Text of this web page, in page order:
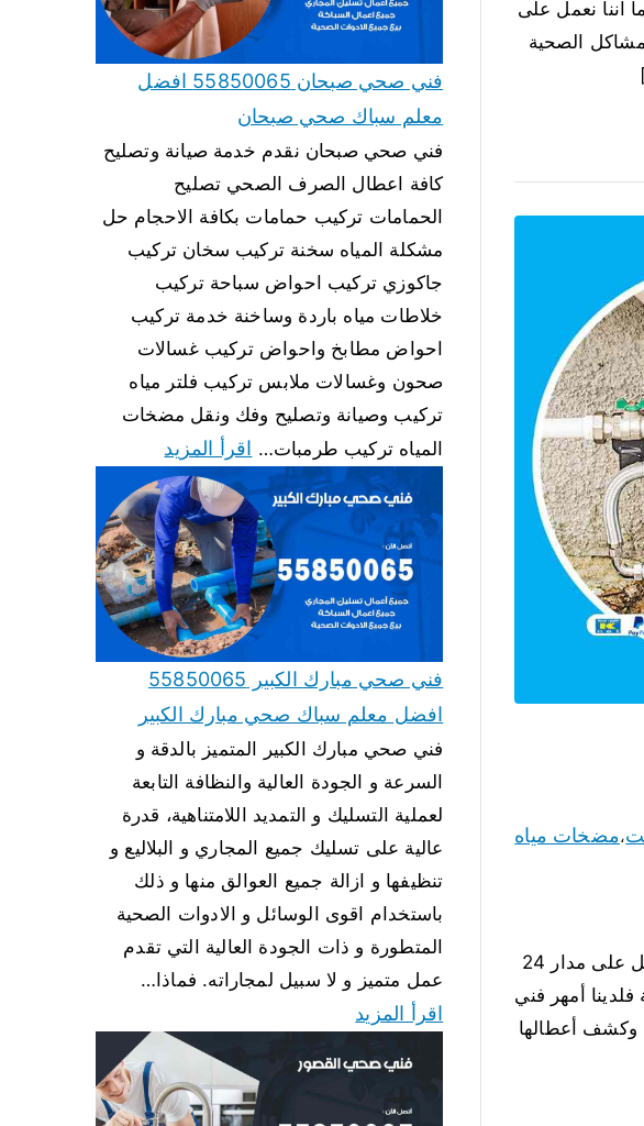
اننا نعمل على
الصحية
،مضخات مياه
مضخات مياه جابر الاحمد لدينا أفضل مضخات مياه جابر الاحمد وفني تركيب مضخات المياه يعمل على مدار 24
أمهر فني
وكشف أعطالها
فني صحي صبحان 55850065 افضل
معلم سباك صحي صبحان
فني صحي صبحان نقدم خدمة صيانة وتصليح
كافة اعطال الصرف الصحي تصليح
الحمامات تركيب حمامات بكافة الاحجام حل
مشكلة المياه سخنة تركيب سخان تركيب
جاكوزي تركيب احواض سباحة تركيب
خلاطات مياه باردة وساخنة خدمة تركيب
احواض مطابخ واحواض تركيب غسالات
صحون وغسالات ملابس تركيب فلتر مياه
تركيب وصيانة وتصليح وفك ونقل مضخات
المياه تركيب طرمبات… اقرأ المزيد
فني صحي مبارك الكبير 55850065
افضل معلم سباك صحي مبارك الكبير
فني صحي مبارك الكبير المتميز بالدقة و
السرعة و الجودة العالية والنظافة التابعة
لعملية التسليك و التمديد اللامتناهية، قدرة
عالية على تسليك جميع المجاري و البلاليع و
تنظيفها و ازالة جميع العوالق منها و ذلك
باستخدام اقوى الوسائل و الادوات الصحية
المتطورة و ذات الجودة العالية التي تقدم
عمل متميز و لا سبيل لمجاراته. فماذا…
اقرأ المزيد